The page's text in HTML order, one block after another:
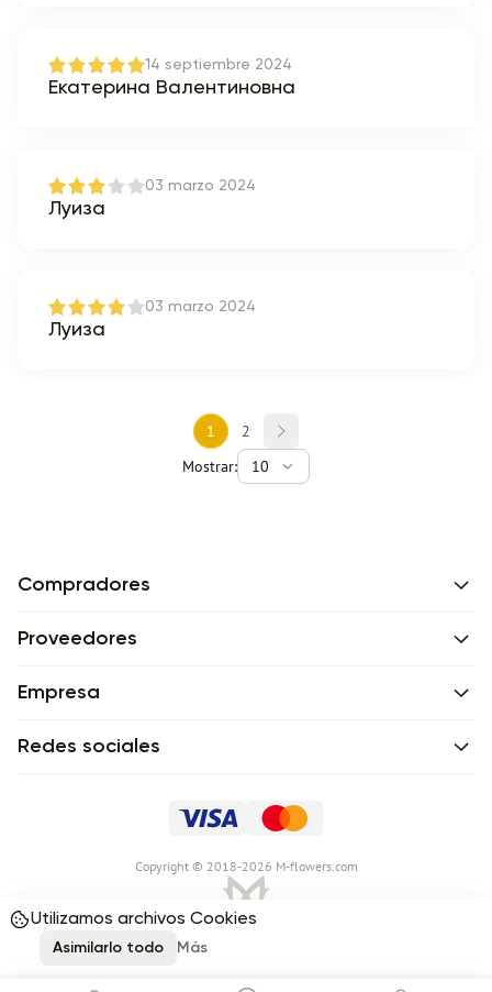
14 septiembre 2024
Екатерина Валентиновна
03 marzo 2024
Луиза
03 marzo 2024
Луиза
1
2
Mostrar:
10
Compradores
Proveedores
Empresa
Redes sociales
Сopyright © 2018-2026 M-flowers.com
Utilizamos archivos Cookies
Asimilarlo todo Más